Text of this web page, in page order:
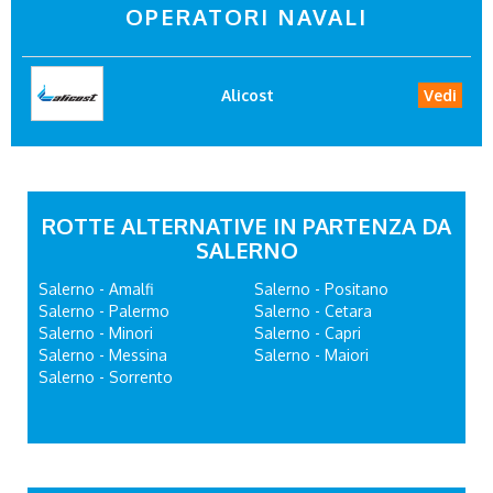
OPERATORI NAVALI
Alicost Vedi
ROTTE ALTERNATIVE IN PARTENZA DA
SALERNO
Salerno - Amalfi
Salerno - Palermo
Salerno - Minori
Salerno - Messina
Salerno - Sorrento
Salerno - Positano
Salerno - Cetara
Salerno - Capri
Salerno - Maiori